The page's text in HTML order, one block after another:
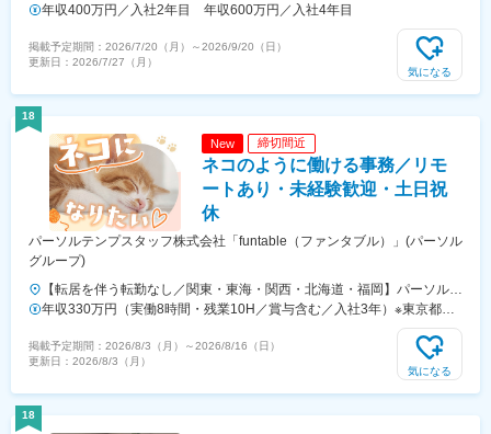
ターン歓迎※担当案件によってはリモートワークも可能＜勤務地の一例
＞《大阪府》・大阪市（福島区・西区・中央区・西成区・西淀川区・浪
速区・北区）・堺市（堺区・北区）・寝屋川市・豊中市・八尾市・和泉
市《兵庫県》・神戸市（中央区・長田区）・尼崎市《京都府》・京都市
年収400万円／入社2年目 年収600万円／入社4年目
掲載予定期間： 2026/7/20（月） ～2026/9/20（日）
更新日： 2026/7/27（月）
気になる
18
New 締切間近
ネコのように働ける事務／リモ
ートあり・未経験歓迎・土日祝
休
パーソルテンプスタッフ株式会社「funtable（ファンタブル）」(パーソル
グループ)
【転居を伴う転勤なし／関東・東海・関西・北海道・福岡】パーソルテ
ンプスタッフと長いお付き合いのある以下エリアの大手・優良企業に配
属＜関東＞東京都・神奈川県・埼玉県・千葉県・茨城県（つくば市
内）・栃木県（宇都宮市内）＜東海＞岐阜県・静岡県・愛知県・三重県
＜関西＞大阪府・京都府・兵庫県・滋賀県＜北海道＞北海道（札幌市
年収330万円（実働8時間・残業10H／賞与含む／入社3年）※東京都の
場合 年収319万円（実働8時間・残業10H／賞与含む／入社3年）※大
阪府の場合
掲載予定期間： 2026/8/3（月） ～2026/8/16（日）
更新日： 2026/8/3（月）
気になる
18